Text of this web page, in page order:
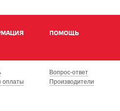
ПОМОЩЬ
оплаты
Вопрос-ответ
Производители